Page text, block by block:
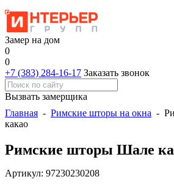
Замер на дом
0
0
+7 (383) 284-16-17 Заказать звонок
Вызвать замерщика
Главная - Римские шторы на окна -
какао
Римские шторы Шале
Артикул: 97230230208